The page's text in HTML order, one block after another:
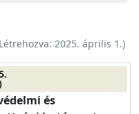
2025. április 1.)
és